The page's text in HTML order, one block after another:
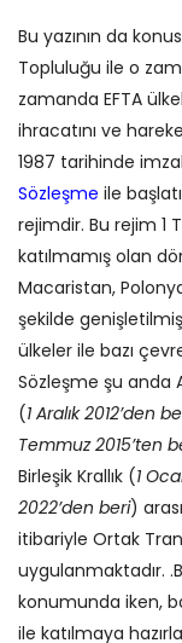
Bu yazının da
Topluluğu ile o
zamanda EFTA
ihracatını ve
1987 tarihinde
Sözleşme ile
rejimdir. Bu rejim 1
katılmamış olan
Macaristan,
şekilde
ülkeler ile bazı
Sözleşme şu anda
(1 Aralık 2012’den
Temmuz 2015’ten
Birleşik Krallık (1
2022’den beri)
itibariyle Ortak
uygulanmaktadır.
konumunda iken,
ile katılmaya